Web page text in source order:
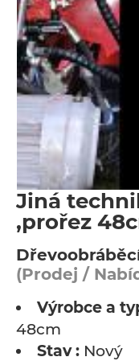
Jiná
,prořez
(Prodej /
Výrobce a
48cm
Stav : Nový